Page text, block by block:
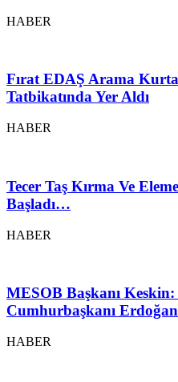
HABER
Fırat EDAŞ Arama
Tatbikatında Yer Aldı
HABER
Tecer Taş Kırma Ve
Başladı…
HABER
MESOB Başkanı Keskin:
Cumhurbaşkanı
HABER